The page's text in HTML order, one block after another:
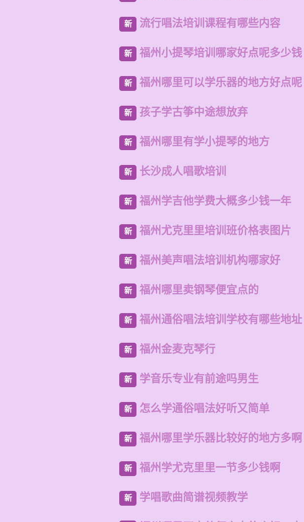
新 流行唱法培训课程有哪些内容
新 福州小提琴培训哪家好点呢多少钱
新 福州哪里可以学乐器的地方好点呢
新 孩子学古筝中途想放弃
新 福州哪里有学小提琴的地方
新 长沙成人唱歌培训
新 福州学吉他学费大概多少钱一年
新 福州尤克里里培训班价格表图片
新 福州美声唱法培训机构哪家好
新 福州哪里卖钢琴便宜点的
新 福州通俗唱法培训学校有哪些地址
新 福州金麦克琴行
新 学音乐专业有前途吗男生
新 怎么学通俗唱法好听又简单
新 福州哪里学乐器比较好的地方多啊
新 福州学尤克里里一节多少钱啊
新 学唱歌曲简谱视频教学